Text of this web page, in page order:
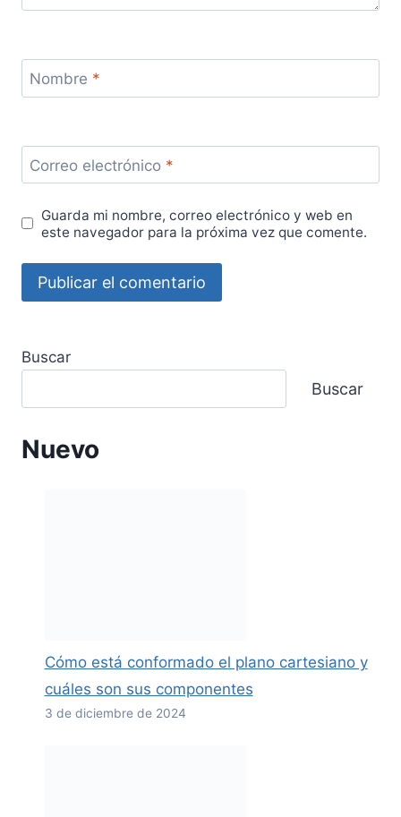
Nombre *
Correo electrónico *
Guarda mi nombre, correo electrónico y web en
este navegador para la próxima vez que comente.
Buscar
Buscar
Nuevo
Cómo está conformado el plano cartesiano y
cuáles son sus componentes
3 de diciembre de 2024